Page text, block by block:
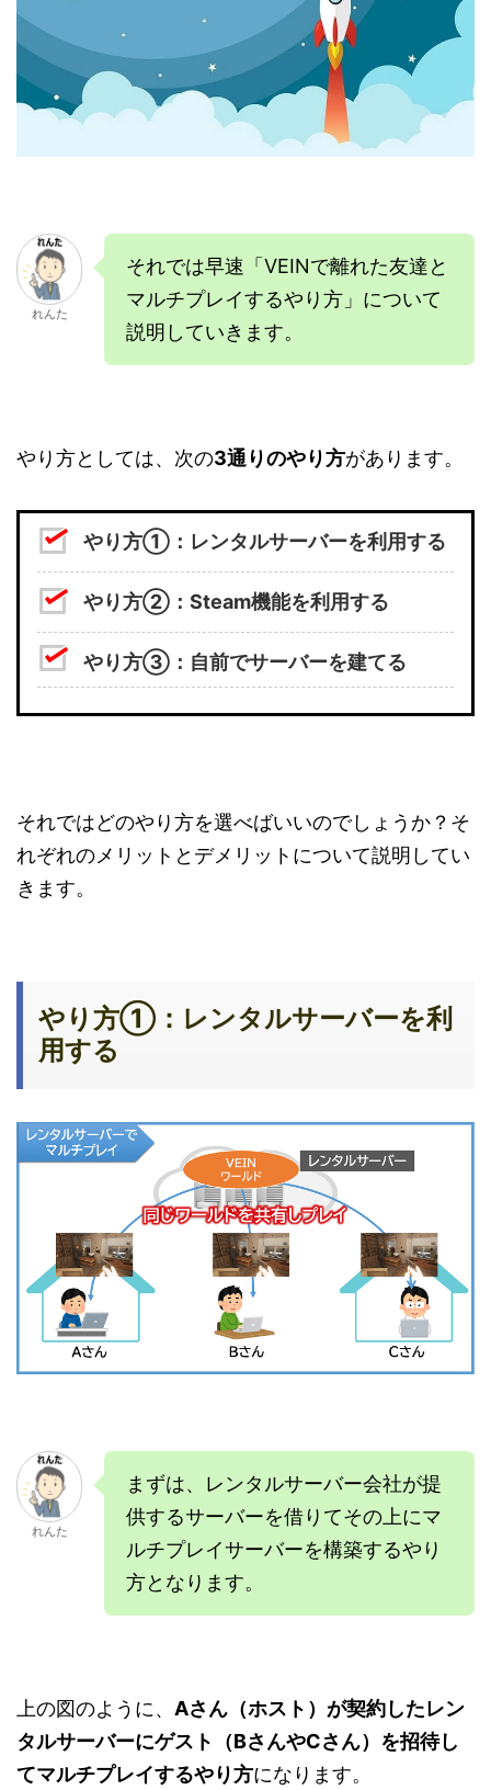
れんた
それでは早速「VEINで離れた友達と
マルチプレイするやり方」について
説明していきます。
やり方としては、次の3通りのやり方があります。
やり方①：レンタルサーバーを利用する
やり方②：Steam機能を利用する
やり方③：自前でサーバーを建てる
それではどのやり方を選べばいいのでしょうか？そ
れぞれのメリットとデメリットについて説明してい
きます。
やり方①：レンタルサーバーを利
用する
れんた
まずは、レンタルサーバー会社が提
供するサーバーを借りてその上にマ
ルチプレイサーバーを構築するやり
方となります。
上の図のように、 Aさん（ホスト）が契約したレン
タルサーバーにゲスト（BさんやCさん）を招待し
てマルチプレイするやり方になります。